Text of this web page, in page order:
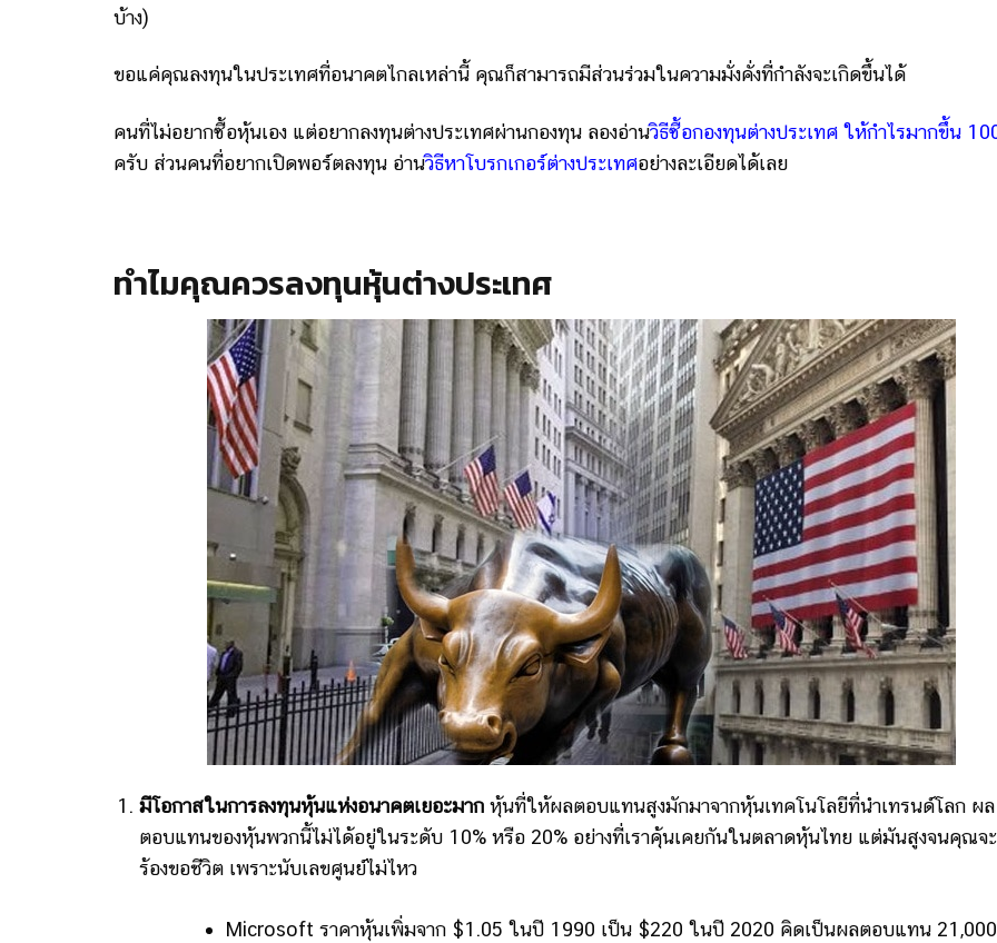
บ้าง)
ขอแค่คุณลงทุนในประเทศที่อนาคตไกลเหล่านี้ คุณก็สามารถมีส่วนร่วมในความมั่งคั่งที่กำลังจะเกิดขึ้นได้
คนที่ไม่อยากซื้อหุ้นเอง แต่อยากลงทุนต่างประเทศผ่านกองทุน ลองอ่านวิธีซื้อกองทุนต่างประเทศ ให้กำไรมากขึ้น
ครับ ส่วนคนที่อยากเปิดพอร์ตลงทุน อ่านวิธีหาโบรกเกอร์ต่างประเทศอย่างละเอียดได้เลย
ทำไมคุณควรลงทุนหุ้นต่างประเทศ
มีโอกาสในการลงทุนหุ้นแห่งอนาคตเยอะมาก หุ้นที่ให้ผลตอบแทนสูงมักมาจากหุ้นเทคโนโลยีที่นำเทรนด์โลก ผล
ตอบแทนของหุ้นพวกนี้ไม่ได้อยู่ในระดับ 10% หรือ 20% อย่างที่เราคุ้นเคยกันในตลาดหุ้นไทย แต่มันสูงจนคุณจ
ร้องขอชีวิต เพราะนับเลขศูนย์ไม่ไหว
Microsoft ราคาหุ้นเพิ่มจาก $1.05 ในปี 1990 เป็น $220 ในปี 2020 คิดเป็นผลตอบแทน